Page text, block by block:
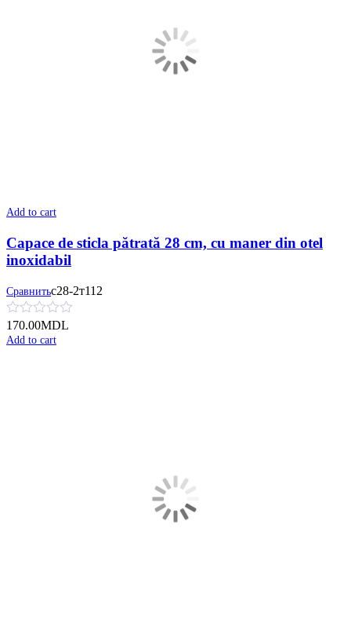
Add to cart
Capace de sticla pătrată 28 cm, cu maner din otel
inoxidabil
Сравнитьс28-2т112
170.00MDL
Add to cart